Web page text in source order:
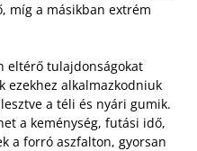
míg a másikban extrém
eltérő tulajdonságokat
ezekhez alkalmazkodniuk
a téli és nyári gumik.
a keménység, futási idő,
a forró aszfalton, gyorsan